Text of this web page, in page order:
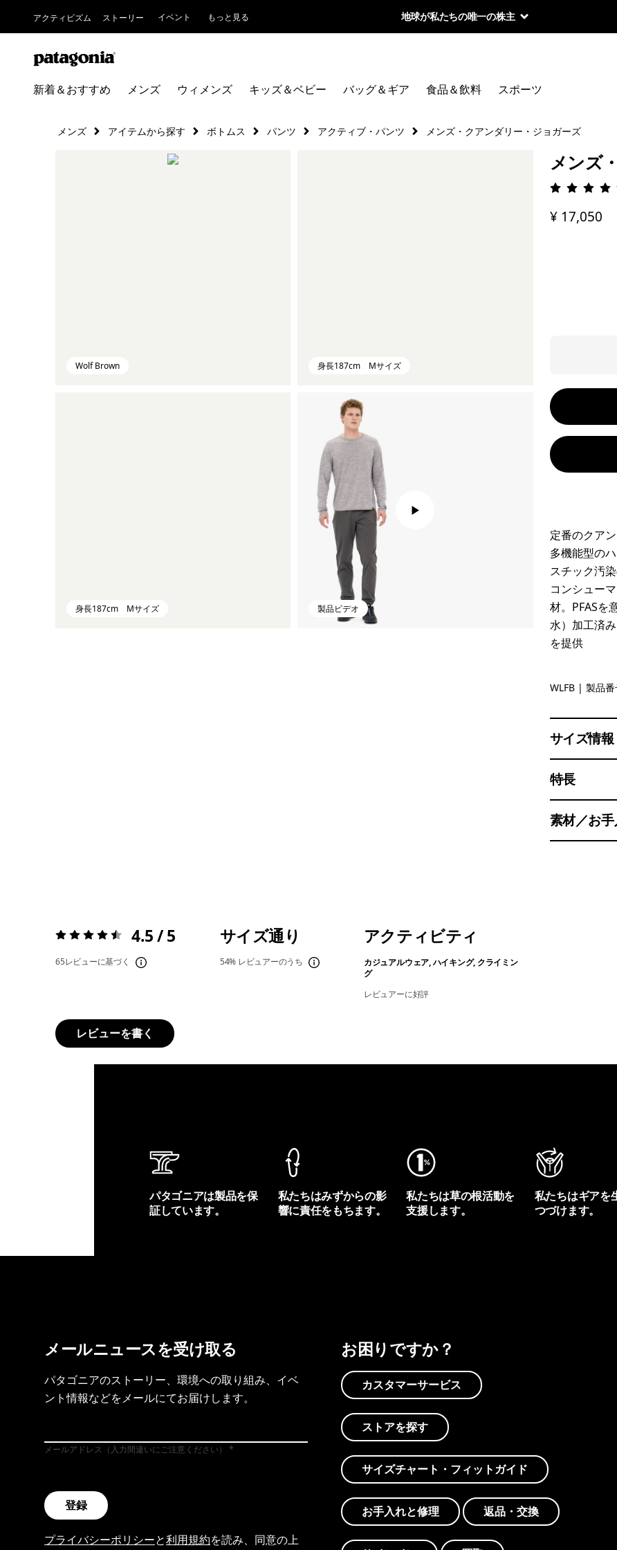
アクティビズム ストーリー イベント もっと見る 地球が私たちの唯一の株主
新着＆おすすめ メンズ ウィメンズ キッズ＆ベビー バッグ＆ギア 食品＆飲料 スポーツ
メンズ アイテムから探す ボトムス パンツ アクティブ・パンツ メンズ・クアンダリー・ジョガーズ
Wolf Brown 身長187cm Mサイズ
身長187cm Mサイズ 製品ビデオ
メンズ
評価:
¥ 17,050
定番のクア
多機能型の
スチック汚
コンシュー
材。PFASを
水）加工済
を提供
Wolf
WLFB | 製品
サイズ情報
特長
素材／お
評価:4.5 / 5 4.5 / 5
65レビューに基づく
サイズ通り
54% レビュアーのうち
アクティビティ
カジュアルウェア, ハイキング, クライミン
グ
レビュアーに好評
レビューを書く
パタゴニアは製品を保
証しています。
私たちはみずからの影
響に責任をもちます。
私たちは草の根活動を
支援します。
私たちはギアを
つづけます。
メールニュースを受け取る
パタゴニアのストーリー、環境への取り組み、イベ
ント情報などをメールにてお届けします。
メールアドレス（入力間違いにご注意ください）
登録
プライバシーポリシーと利用規約を読み、同意の上
お困りですか？
カスタマーサービス
ストアを探す
サイズチャート・フィットガイド
お手入れと修理 返品・交換